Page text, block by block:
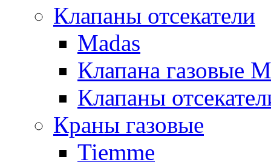
Клапаны отсекатели
Madas
Клапана газовые
Клапаны
Краны газовые
Tiemme